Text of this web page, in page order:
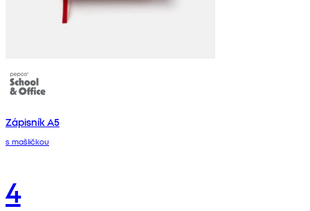
Zápisník A5
s mašličkou
4